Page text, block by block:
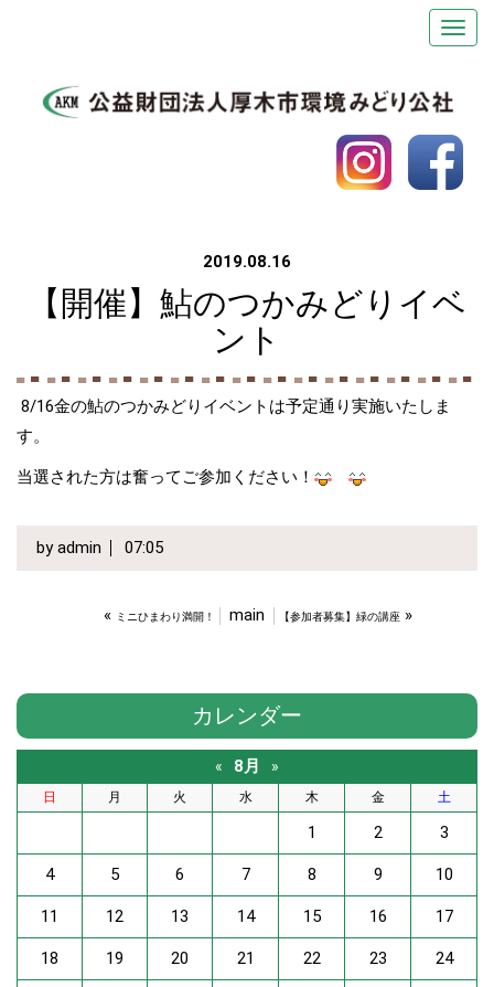
2019.08.16
【開催】鮎のつかみどりイベ
ント
8/16金の鮎のつかみどりイベントは予定通り実施いたしま
す。
当選された方は奮ってご参加ください！
byadmin 07:05
« ミニひまわり満開！ main 【参加者募集】緑の講座 »
カレンダー
« 8月 »
日 月 火 水 木 金 土
1 2 3
4 5 6 7 8 9 10
11 12 13 14 15 16 17
18 19 20 21 22 23 24